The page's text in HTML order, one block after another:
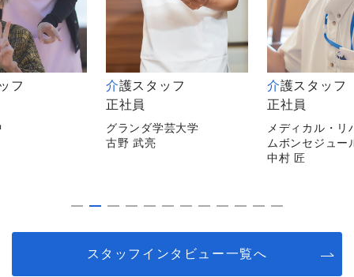
フ
大学
介護スタッフ
正社員
メディカル・リハビリホー
ムボンセジュール千葉
介護スタッフ
非常勤
メディカルホー
逗子
平山 陽子
スタッフインタビュー一覧へ